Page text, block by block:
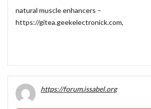
natural muscle enhancers –
https://gitea.geekelectronick.com,
https://forum.issabel.org